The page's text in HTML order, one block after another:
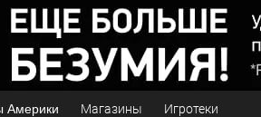
Америки Магазины Игротеки